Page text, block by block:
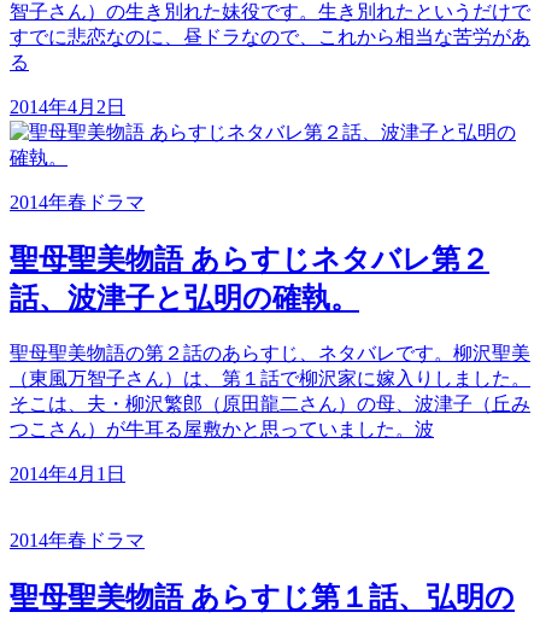
智子さん）の生き別れた妹役です。生き別れたというだけで
すでに悲恋なのに、昼ドラなので、これから相当な苦労があ
る
2014年4月2日
2014年春ドラマ
聖母聖美物語 あらすじネタバレ第２
話、波津子と弘明の確執。
聖母聖美物語の第２話のあらすじ、ネタバレです。柳沢聖美
（東風万智子さん）は、第１話で柳沢家に嫁入りしました。
そこは、夫・柳沢繁郎（原田龍二さん）の母、波津子（丘み
つこさん）が牛耳る屋敷かと思っていました。波
2014年4月1日
2014年春ドラマ
聖母聖美物語 あらすじ第１話、弘明の